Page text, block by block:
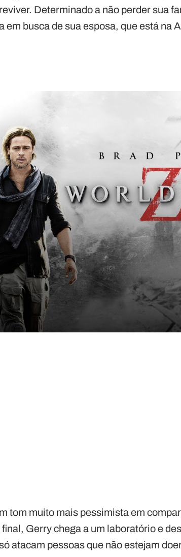
Determinado a não perder sua
em busca de sua esposa, que está na
tom muito mais pessimista em
Gerry chega a um laboratório e
atacam pessoas que não estejam